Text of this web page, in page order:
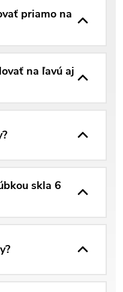
priamo na
na ľavú aj
skla 6